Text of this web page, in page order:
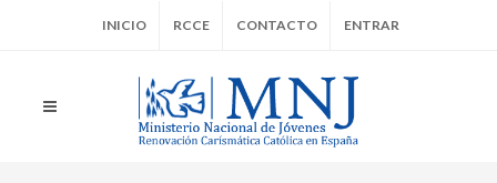
INICIO RCCE CONTACTO ENTRAR